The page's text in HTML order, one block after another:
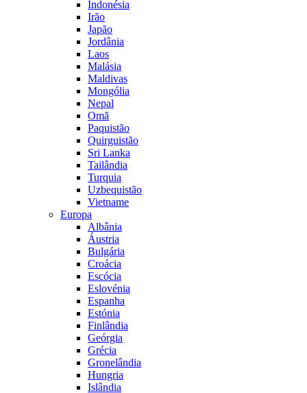
Indonésia
Irão
Japão
Jordânia
Laos
Malásia
Maldivas
Mongólia
Nepal
Omã
Paquistão
Quirguistão
Sri Lanka
Tailândia
Turquia
Uzbequistão
Vietname
Europa
Albânia
Áustria
Bulgária
Croácia
Escócia
Eslovénia
Espanha
Estónia
Finlândia
Geórgia
Grécia
Gronelândia
Hungria
Islândia